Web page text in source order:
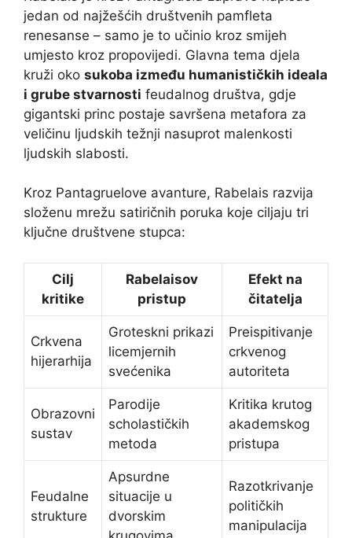
jedan od najžešćih društvenih pamfleta
renesanse – samo je to učinio kroz smijeh
umjesto kroz propovijedi. Glavna tema djela
kruži oko sukoba između humanističkih ideala
i grube stvarnosti feudalnog društva, gdje
gigantski princ postaje savršena metafora za
veličinu ljudskih težnji nasuprot malenkosti
ljudskih slabosti.
Kroz Pantagruelove avanture, Rabelais razvija
složenu mrežu satiričnih poruka koje ciljaju tri
ključne društvene stupca:
Cilj
kritike
Rabelaisov
pristup
Efekt na
čitatelja
Crkvena
hijerarhija
Groteskni prikazi
licemjernih
svećenika
Preispitivanje
crkvenog
autoriteta
Obrazovni
sustav
Parodije
scholastičkih
metoda
Kritika krutog
akademskog
pristupa
Feudalne
strukture
Apsurdne
situacije u
dvorskim
Razotkrivanje
političkih
manipulacija